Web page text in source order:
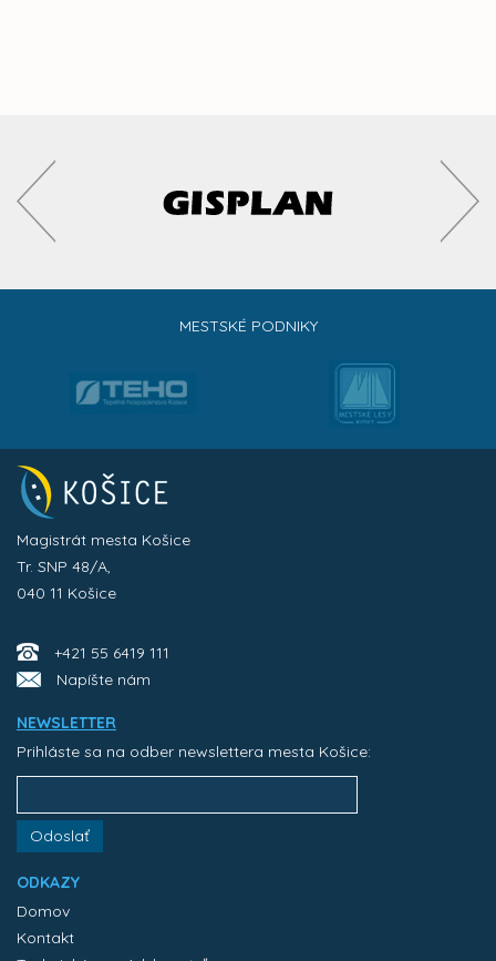
MESTSKÉ PODNIKY
Magistrát mesta Košice
Tr. SNP 48/A,
040 11 Košice
+421 55 6419 111
Napíšte nám
NEWSLETTER
Prihláste sa na odber newslettera mesta Košice:
Odoslať
ODKAZY
Domov
Kontakt